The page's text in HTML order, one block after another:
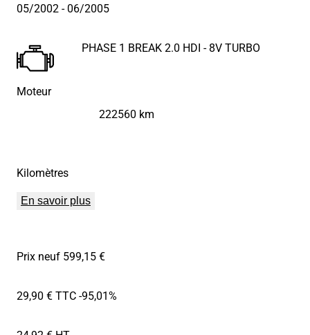
05/2002- 06/2005
Moteur
PHASE 1 BREAK 2.0 HDI - 8V TURBO
Kilomètres
222560 km
En savoir plus
Prix neuf 599,15 €
29,90 € TTC-95,01%